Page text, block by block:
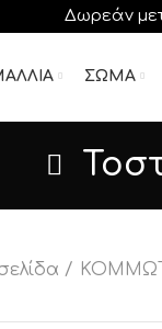
Δωρεάν
ΣΩΜΑ